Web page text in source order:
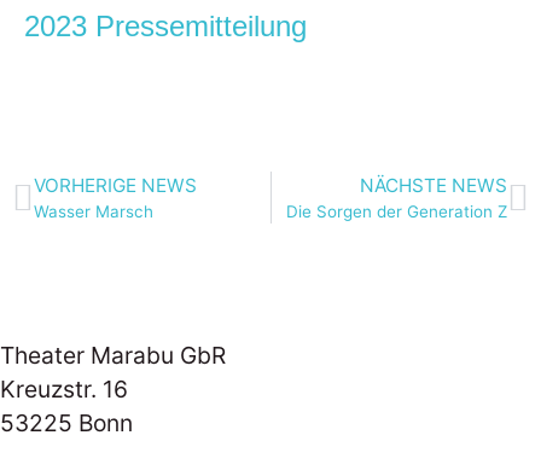
2023 Pressemitteilung
VORHERIGE NEWS
Wasser Marsch
NÄCHSTE NEWS
Die Sorgen der Generation Z
Theater Marabu GbR
Kreuzstr. 16
53225 Bonn